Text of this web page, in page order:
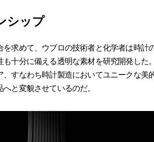
シップ
を求めて、ウブロの技術者と化学者は時計
十分に備える透明な素材を研究開発した
、すなわち時計製造においてユニークな美
と変貌させているのだ。